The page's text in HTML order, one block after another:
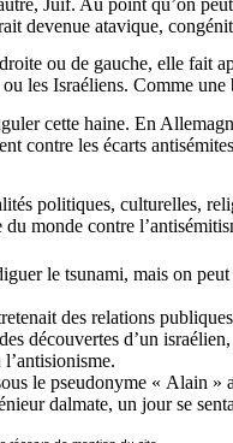
Juif. Au point qu’on
devenue atavique,
ou de gauche, elle fait
les Israéliens. Comme
cette haine. En
contre les écarts
politiques, culturelles,
monde contre
le tsunami, mais on
des relations
découvertes d’un israélien,
le pseudonyme « Alain »
dalmate, un jour se